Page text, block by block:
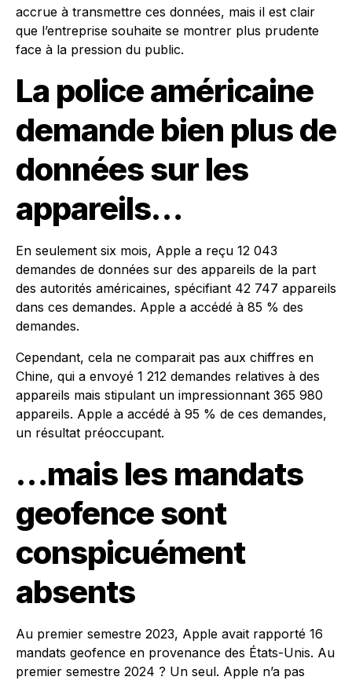
accrue à transmettre ces données, mais il est clair
que l’entreprise souhaite se montrer plus prudente
face à la pression du public.
La police américaine
demande bien plus de
données sur les
appareils…
En seulement six mois, Apple a reçu 12 043
demandes de données sur des appareils de la part
des autorités américaines, spécifiant 42 747 appareils
dans ces demandes. Apple a accédé à 85 % des
demandes.
Cependant, cela ne comparait pas aux chiffres en
Chine, qui a envoyé 1 212 demandes relatives à des
appareils mais stipulant un impressionnant 365 980
appareils. Apple a accédé à 95 % de ces demandes,
un résultat préoccupant.
…mais les mandats
geofence sont
conspicuément
absents
Au premier semestre 2023, Apple avait rapporté 16
mandats geofence en provenance des États-Unis. Au
premier semestre 2024 ? Un seul. Apple n’a pas